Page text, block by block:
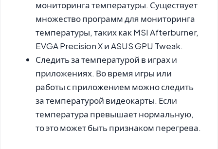
мониторинга температуры. Существует
множество программ для мониторинга
температуры, таких как MSI Afterburner,
EVGA Precision X и ASUS GPU Tweak.
Следить за температурой в играх и
приложениях. Во время игры или
работы с приложением можно следить
за температурой видеокарты. Если
температура превышает нормальную,
то это может быть признаком перегрева.